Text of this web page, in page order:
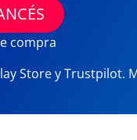
compra
Store y Trustpilot.